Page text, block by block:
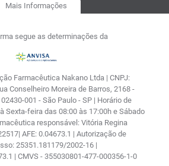
Mais Informações
segue as determinações da
Farmacêutica Nakano Ltda | CNPJ:
Conselheiro Moreira de Barros, 2168 -
001 - São Paulo - SP | Horário de
Sexta-feira das 08:00 às 17:00h e Sábado
responsável: Vitória Regina
AFE: 0.04673.1 | Autorização de
25351.181179/2002-16 |
| CMVS - 355030801-477-000356-1-0